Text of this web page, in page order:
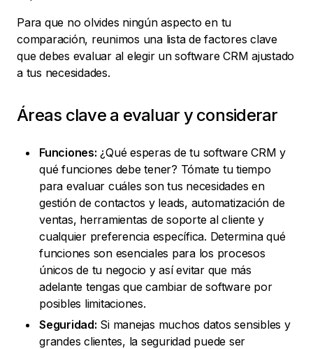
Para que no olvides ningún aspecto en tu
comparación, reunimos una lista de factores clave
que debes evaluar al elegir un software CRM ajustado
a tus necesidades.
Áreas clave a evaluar y considerar
Funciones: ¿Qué esperas de tu software CRM y
qué funciones debe tener? Tómate tu tiempo
para evaluar cuáles son tus necesidades en
gestión de contactos y leads, automatización de
ventas, herramientas de soporte al cliente y
cualquier preferencia específica. Determina qué
funciones son esenciales para los procesos
únicos de tu negocio y así evitar que más
adelante tengas que cambiar de software por
posibles limitaciones.
Seguridad: Si manejas muchos datos sensibles y
grandes clientes, la seguridad puede ser